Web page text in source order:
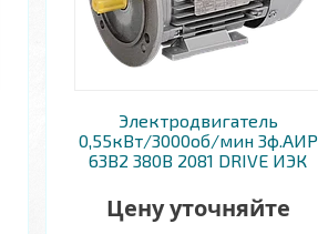
Электродвигатель
0,55кВт/3000об/мин 3ф.АИР
63B2 380В 2081 DRIVE ИЭК
Цену уточняйте